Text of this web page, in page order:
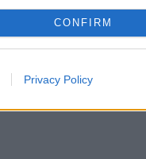
CONFIRM
Privacy Policy